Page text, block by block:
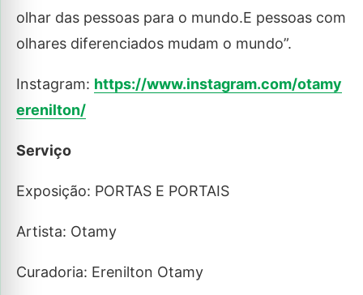
olhar das pessoas para o mundo.E pessoas com
olhares diferenciados mudam o mundo”.
Instagram: https://www.instagram.com/otamy
erenilton/
Serviço
Exposição: PORTAS E PORTAIS
Artista: Otamy
Curadoria: Erenilton Otamy